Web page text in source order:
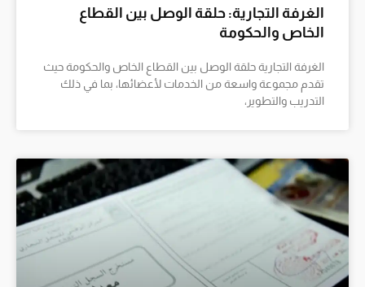
الغرفة التجارية: حلقة الوصل بين القطاع
الخاص والحكومة
الغرفة التجارية حلقة الوصل بين القطاع الخاص والحكومة حيث
تقدم مجموعة واسعة من الخدمات لأعضائها، بما في ذلك
التدريب والتطوير،